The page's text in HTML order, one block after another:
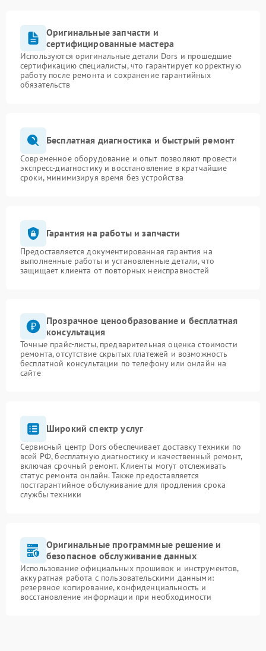
Оригинальные запчасти и
сертифицированные мастера
Используются оригинальные детали Dors и прошедшие
сертификацию специалисты, что гарантирует корректную
работу после ремонта и сохранение гарантийных
обязательств
Бесплатная диагностика и быстрый ремонт
Современное оборудование и опыт позволяют провести
экспресс-диагностику и восстановление в кратчайшие
сроки, минимизируя время без устройства
Гарантия на работы и запчасти
Предоставляется документированная гарантия на
выполненные работы и установленные детали, что
защищает клиента от повторных неисправностей
Прозрачное ценообразование и бесплатная
консультация
Точные прайс-листы, предварительная оценка стоимости
ремонта, отсутствие скрытых платежей и возможность
бесплатной консультации по телефону или онлайн на
сайте
Широкий спектр услуг
Сервисный центр Dors обеспечивает доставку техники по
всей РФ, бесплатную диагностику и качественный ремонт,
включая срочный ремонт. Клиенты могут отслеживать
статус ремонта онлайн. Также предоставляется
постгарантийное обслуживание для продления срока
службы техники
Оригинальные программные решение и
безопасное обслуживание данных
Использование официальных прошивок и инструментов,
аккуратная работа с пользовательскими данными:
резервное копирование, конфиденциальность и
восстановление информации при необходимости